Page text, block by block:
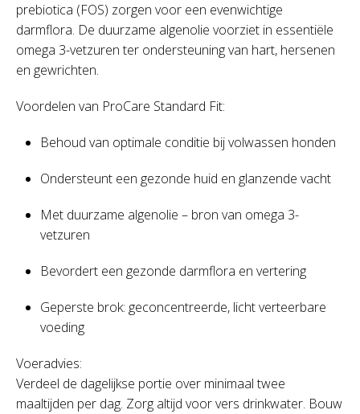
prebiotica (FOS) zorgen voor een evenwichtige
darmflora. De duurzame algenolie voorziet in essentiële
omega 3-vetzuren ter ondersteuning van hart, hersenen
en gewrichten.
Voordelen van ProCare Standard Fit:
Behoud van optimale conditie bij volwassen honden
Ondersteunt een gezonde huid en glanzende vacht
Met duurzame algenolie – bron van omega 3-
vetzuren
Bevordert een gezonde darmflora en vertering
Geperste brok: geconcentreerde, licht verteerbare
voeding
Voeradvies:
Verdeel de dagelijkse portie over minimaal twee
maaltijden per dag. Zorg altijd voor vers drinkwater. Bouw